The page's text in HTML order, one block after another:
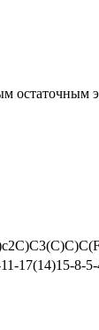
остаточным
17(14)15-8-